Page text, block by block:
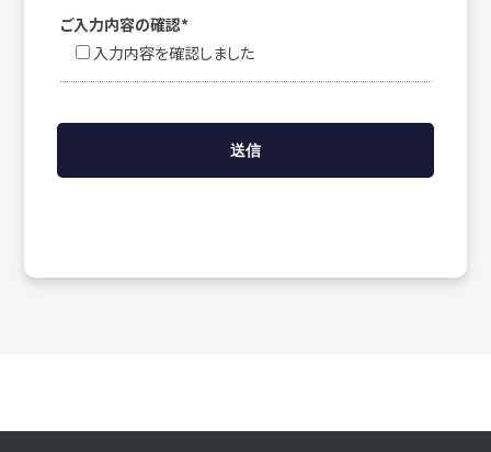
ご入力内容の確認*
入力内容を確認しました